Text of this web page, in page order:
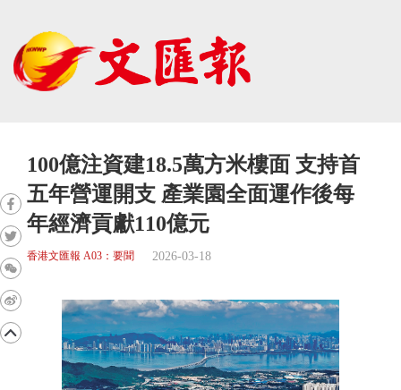
100億注資建18.5萬方米樓面 支持首
五年營運開支 產業園全面運作後每
年經濟貢獻110億元
香港文匯報 A03：要聞 2026-03-18